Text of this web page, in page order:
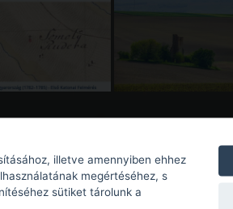
illetve amennyiben ehhez
megértéséhez, s
sütiket tárolunk a